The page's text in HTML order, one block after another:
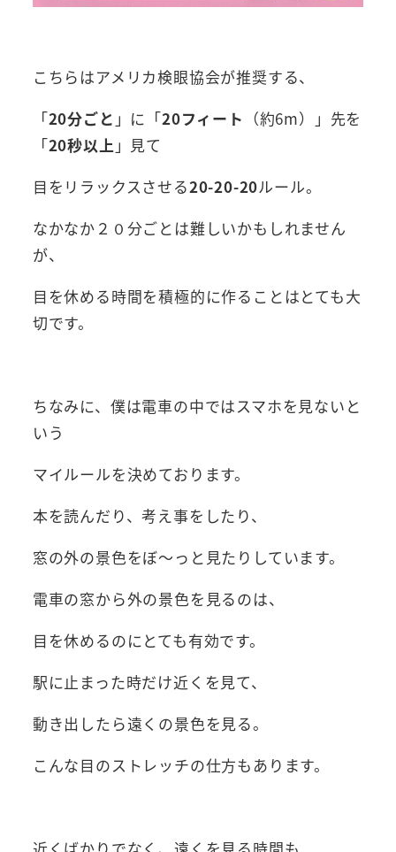
こちらはアメリカ検眼協会が推奨する、
「20分ごと 」に「20フィート （約6m）」先を
「20秒以上 」見て
目をリラックスさせる20-20-20ルール。
なかなか２０分ごとは難しいかもしれません
が、
目を休める時間を積極的に作ることはとても大
切です。
ちなみに、僕は電車の中ではスマホを見ないと
いう
マイルールを決めております。
本を読んだり、考え事をしたり、
窓の外の景色をぼ～っと見たりしています。
電車の窓から外の景色を見るのは、
目を休めるのにとても有効です。
駅に止まった時だけ近くを見て、
動き出したら遠くの景色を見る。
こんな目のストレッチの仕方もあります。